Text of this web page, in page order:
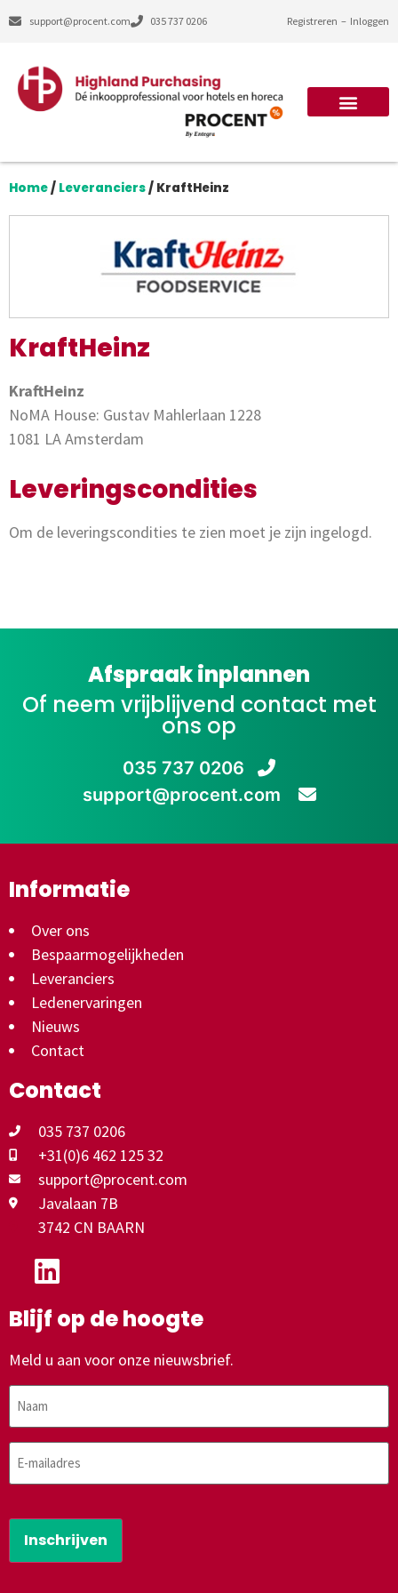
support@procent.com 035 737 0206 Registreren – Inloggen
Home/ Leveranciers/ KraftHeinz
KraftHeinz
KraftHeinz
NoMA House: Gustav Mahlerlaan 1228
1081 LA Amsterdam
Leveringscondities
Om de leveringscondities te zien moet je zijn ingelogd.
Afspraak inplannen
Of neem vrijblijvend contact met
ons op
035 737 0206
support@procent.com
Informatie
Over ons
Bespaarmogelijkheden
Leveranciers
Ledenervaringen
Nieuws
Contact
Contact
035 737 0206
+31(0)6 462 125 32
support@procent.com
Javalaan 7B
3742 CN BAARN
Blijf op de hoogte
Meld u aan voor onze nieuwsbrief.
Naam
E-
mailadres